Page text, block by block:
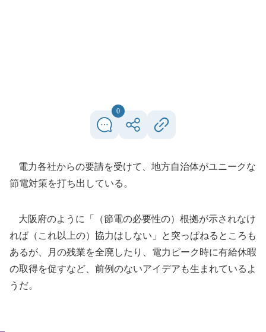
0
電力各社からの要請を受けて、地方自治体がユニークな
節電対策を打ち出している。
大阪府のように「（節電の必要性の）根拠が示されなけ
れば（これ以上の）協力はしない」と突っぱねるところも
あるが、月の残業を全廃したり、電力ピーク時に有給休暇
の取得を促すなど、前例のないアイデアも生まれているよ
うだ。